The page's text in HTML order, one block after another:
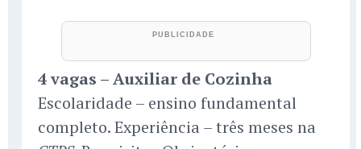
4 vagas – Auxiliar de Cozinha
Escolaridade – ensino fundamental
completo. Experiência – três meses na